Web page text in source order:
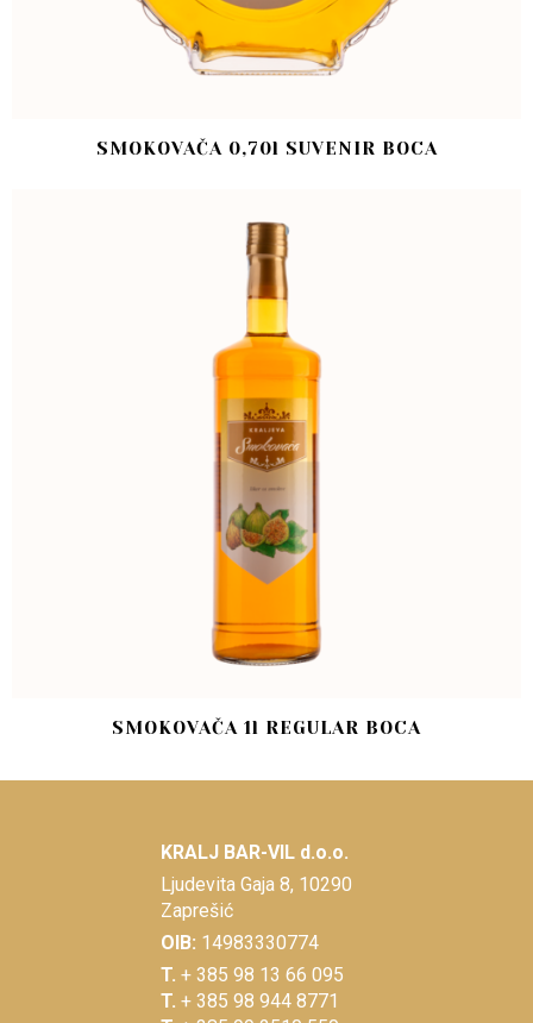
SMOKOVAČA 0,70l SUVENIR BOCA
SMOKOVAČA 1l REGULAR BOCA
KRALJ BAR-VIL d.o.o.
Ljudevita Gaja 8, 10290
Zaprešić
OIB: 14983330774
T. + 385 98 13 66 095
T. + 385 98 944 8771